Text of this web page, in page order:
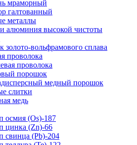
мраморный
галтованный
металлы
алюминия высокой чистоты
золото-вольфрамового сплава
проволока
проволока
порошок
медный порошок
слитки
медь
осмия (Os)-187
цинка (Zn)-66
свинца (Pb)-204